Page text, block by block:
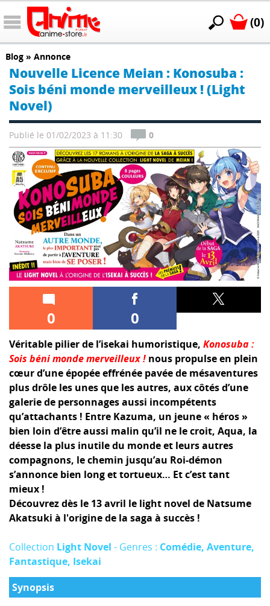
(0)
Blog » Annonce
Nouvelle Licence Meian : Konosuba :
Sois béni monde merveilleux ! (Light
Novel)
Publié le 01/02/2023 à 11:30 0
0 0
Véritable pilier de l’isekai humoristique, Konosuba :
Sois béni monde merveilleux ! nous propulse en plein
cœur d’une épopée effrénée pavée de mésaventures
plus drôle les unes que les autres, aux côtés d’une
galerie de personnages aussi incompétents
qu’attachants ! Entre Kazuma, un jeune « héros »
bien loin d’être aussi malin qu’il ne le croit, Aqua, la
déesse la plus inutile du monde et leurs autres
compagnons, le chemin jusqu’au Roi-démon
s’annonce bien long et tortueux… Et c’est tant
mieux !
Découvrez dès le 13 avril le light novel de Natsume
Akatsuki à l'origine de la saga à succès !
Collection Light Novel - Genres : Comédie, Aventure,
Fantastique, Isekai
Synopsis